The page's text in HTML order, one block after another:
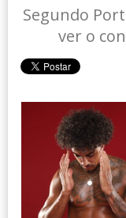
Segundo
ver o